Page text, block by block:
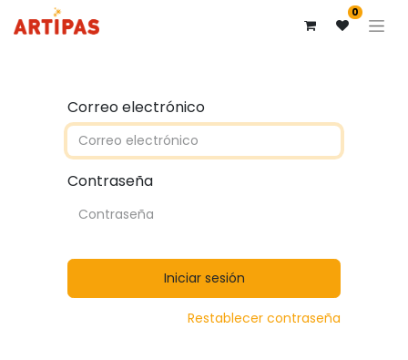
0
Correo electrónico
Contraseña
Iniciar sesión
Restablecer contraseña